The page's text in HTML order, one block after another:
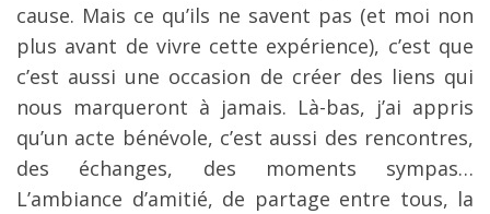
cause. Mais ce qu’ils ne savent pas (et moi non
plus avant de vivre cette expérience), c’est que
c’est aussi une occasion de créer des liens qui
nous marqueront à jamais. Là-bas, j’ai appris
qu’un acte bénévole, c’est aussi des rencontres,
des échanges, des moments sympas…
L’ambiance d’amitié, de partage entre tous, la